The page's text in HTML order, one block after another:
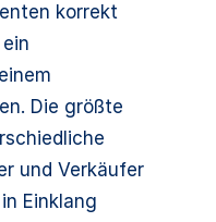
korrekt
Die größte
und Verkäufer
Einklang